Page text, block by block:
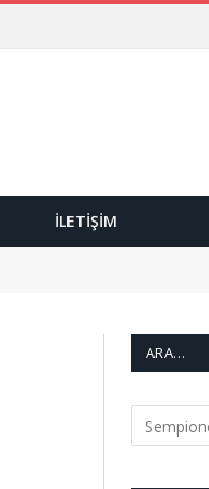
İLETIŞIM
ARA…